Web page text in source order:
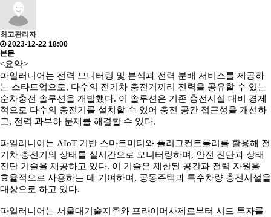
최고관리자
2023-12-22 18:00
본문
<요약>
파일러니어는 전력 모니터링 및 분석과 전력 분배 서비스를 제공하
는 스타트업으로, 다수의 전기차 충전기끼리 전력을 공유할 수 있는
순차충전 솔루션을 개발했다. 이 솔루션은 기존 충전시설 대비 경제
적으로 다수의 충전기를 설치할 수 있어 충전 공간 접근성을 개선하
고, 전력 과부하 문제를 해결할 수 있다.
파일러니어는 AIoT 기반 스마트미터와 플러그컨트롤러를 활용해 전
기차 충전기의 상태를 실시간으로 모니터링하며, 안전 진단과 상태
진단 기술을 제공하고 있다. 이 기술은 제한된 공간과 전력 자원을
효율적으로 사용하는 데 기여하며, 공동주택과 특수차량 충전시설을
대상으로 하고 있다.
파일러니어는 서울대기술지주와 프라이머사제로부터 시드 투자를